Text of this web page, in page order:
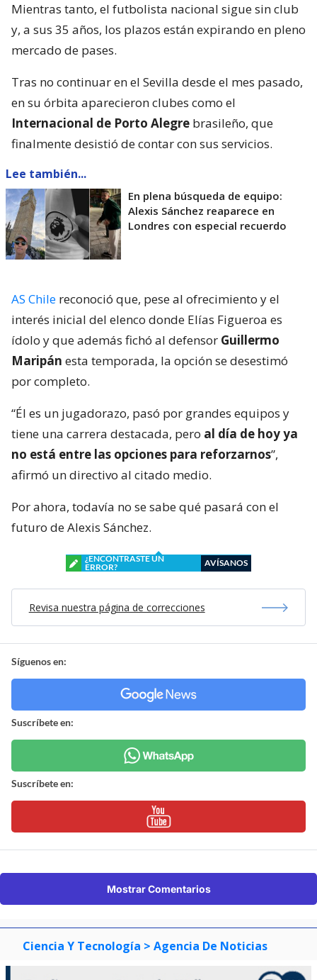
Mientras tanto, el futbolista nacional sigue sin club
y, a sus 35 años, los plazos están expirando en pleno
mercado de pases.
Tras no continuar en el Sevilla desde el mes pasado,
en su órbita aparecieron clubes como el
Internacional de Porto Alegre brasileño, que
finalmente desistió de contar con sus servicios.
Lee también...
En plena búsqueda de equipo:
Alexis Sánchez reaparece en
Londres con especial recuerdo
AS Chile reconoció que, pese al ofrecimiento y el
interés inicial del elenco donde Elías Figueroa es
ídolo y que además fichó al defensor Guillermo
Maripán esta temporada, la opción se desestimó
por completo.
“Él es un jugadorazo, pasó por grandes equipos y
tiene una carrera destacada, pero al día de hoy ya
no está entre las opciones para reforzarnos”,
afirmó un directivo al citado medio.
Por ahora, todavía no se sabe qué pasará con el
futuro de Alexis Sánchez.
¿ENCONTRASTE UN
ERROR?
AVÍSANOS
Revisa nuestra página de correcciones
Síguenos en:
Suscríbete en:
Suscríbete en:
Mostrar Comentarios
Ciencia Y Tecnología > Agencia De Noticias